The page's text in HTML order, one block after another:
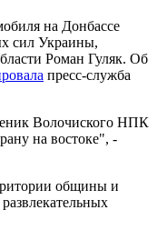
на Донбассе
сил Украины,
Роман Гуляк. Об
пресс-служба
Волочиского НПК
на востоке", -
общины и